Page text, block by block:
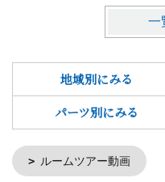
一
地域別にみる
パーツ別にみる
ルームツアー動画